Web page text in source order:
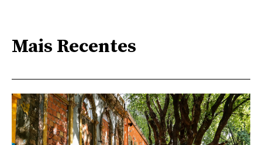
Mais Recentes